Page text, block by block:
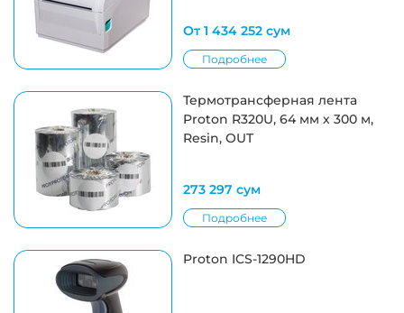
От 1 434 252 сум
Подробнее
Термотрансферная лента
Proton R320U, 64 мм х 300 м,
Resin, OUT
273 297 сум
Подробнее
Proton ICS-1290HD